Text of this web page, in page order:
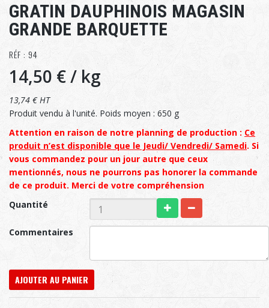
GRATIN DAUPHINOIS MAGASIN
GRANDE BARQUETTE
RÉF : 94
14,50 €/ kg
13,74 € HT
Produit vendu à l'unité. Poids moyen : 650 g
Attention en raison de notre planning de production : Ce
produit n’est disponible que le Jeudi/ Vendredi/ Samedi. Si
vous commandez pour un jour autre que ceux
mentionnés, nous ne pourrons pas honorer la commande
de ce produit. Merci de votre compréhension
Quantité
Commentaires
AJOUTER AU PANIER